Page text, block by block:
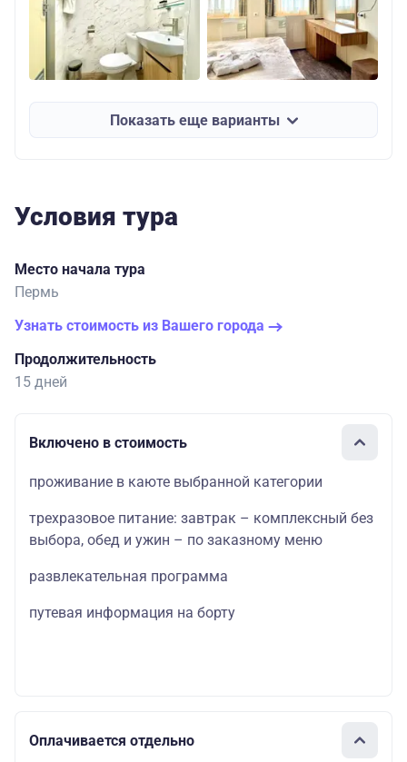
Показать еще варианты
Условия тура
Место начала тура
Пермь
Узнать стоимость из Вашего города
Продолжительность
15 дней
Включено в стоимость
проживание в каюте выбранной категории
трехразовое питание: завтрак – комплексный без
выбора, обед и ужин – по заказному меню
развлекательная программа
путевая информация на борту
Оплачивается отдельно